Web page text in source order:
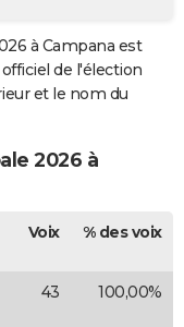
à Campana est
de l'élection
et le nom du
2026 à
Voix % des voix
43 100,00%